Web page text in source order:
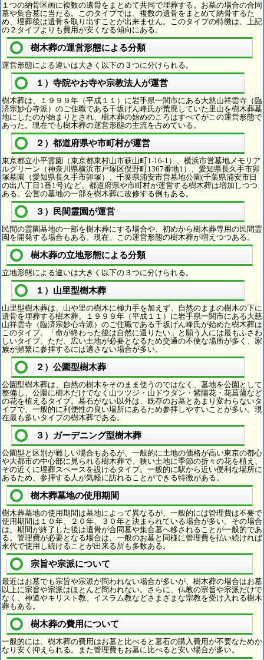
１つの納骨区画に複数の遺骨をまとめて共同で埋葬する。お墓の場合の合同
墓や集合墓に当たる。このタイプでは、複数の遺骨をまとめて納骨するた
め、埋葬後は遺骨を取り出すことが出来ません。このタイプの特徴は、上記
の２タイプよりも費用が安くなる傾向にある。
樹木葬の運営形態による分類
運営形態による違いは大きく以下の３つに分けられる。
１）寺院やお寺や宗教法人が運営
樹木葬は、１９９９年（平成１１）に岩手県一関市にある大慈山祥雲寺（臨
済宗妙心寺派）のご住職である千坂げん峰氏が荒廃していた里山を樹木葬墓
地にしたのが始まりとされ、樹木葬の始めのころはすべてがこの運営形態で
あった。現在でも樹木葬の運営形態の主流を占めている。
２）都道府県や市町村が運営
東京都立小平霊園（東京都東村山市萩山町1-16-1）、横浜市営墓地メモリア
ルグリーン（神奈川県横浜市戸塚区俣野町1367番地1）、愛知県長久手市卯
塚墓園（愛知県長久手市卯塚）、千葉県浦安市営墓地公園(千葉県浦安市日
の出八丁目1番1号)など、都道府県や市町村が運営する樹木葬は増加しつつ
ある。公営の墓地の一部を樹木葬に改修する例もある。
３）民間霊園が運営
民間の霊園墓地の一部を樹木葬にする場合や、初めから樹木葬専用の民間霊
園を開発する場合もある。現在、この運営形態の樹木葬が増えつつある。
樹木葬の立地形態による分類
立地形態による違いは大きく以下の３つに分けられる。
１）山里型樹木葬
山里型樹木葬は、山や里の樹木に極力手を加えず、自然のままの樹木の下に
遺骨を埋葬する樹木葬。１９９９年（平成１１）に岩手県一関市にある大慈
山祥雲寺（臨済宗妙心寺派）のご住職である千坂げん峰氏が始めた樹木葬は
このタイプ。「命が終わった後は自然に還りたい」と願う人には最もふさわ
しいタイプ。ただ、広い土地が必要となるため交通の不便な場所が多く、家
族が頻繁に参拝するには適さない場合が多い。
２）公園型樹木葬
公園型樹木葬は、自然の樹木をそのまま使うのではなく、墓地を公園として
整備し、公園に樹木だけでなく山ツツジ・山ドウダン・紫陽花・花菖蒲など
の花を植えるタイプ。墓石がない以外は、既存のお墓とあまり変わらないタ
イプで、一般的に利便性の良い場所にあるため参拝しやすいことが多い。現
在最も多いタイプの樹木葬である。
３）ガーデニング型樹木葬
公園型と区別が難しい場合もあるが、一般的に土地の価格が高い東京の都心
や大都市の中心部に見られる樹木葬で、狭い土地に季節の折々の花を植え、
その近くに埋葬スペースを設けるタイプ。一般的に駅から近い便利な場所に
あるため、参拝する人が気軽に訪れることができる特徴がある。
樹木葬墓地の使用期間
樹木葬墓地の使用期間は墓地によって異なるが、一般的には管理費は不要で
使用期間は１０年、２０年、３０年と決まられている場合が多い。その場合
は、期間が終了した後は遺骨が合同墓や集合墓へ移されることが一般的であ
る。管理費が必要となる場合は、一般のお墓と同様に管理費を払い続ければ
永代で使用し続けることが出来る所も多数ある。
宗旨や宗派について
最近はお墓でも宗旨や宗派が問われない場合が多いが、樹木葬の場合はお墓
以上に宗旨や宗派はほとんど問われない。さらに、仏教の宗旨や宗派だけで
なく、神道やキリスト教、イスラム教などさまざまな宗教を受け入れる樹木
葬もある。
樹木葬の費用について
一般的には、樹木葬の費用はお墓と比べると墓石の購入費用が不要なためか
なり安く抑えられる。また管理費もお墓に比べると安い場合が多い。